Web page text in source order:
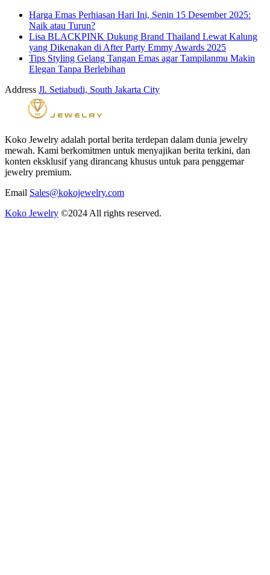
Harga Emas Perhiasan Hari Ini, Senin 15 Desember 2025:
Naik atau Turun?
Lisa BLACKPINK Dukung Brand Thailand Lewat Kalung
yang Dikenakan di After Party Emmy Awards 2025
Tips Styling Gelang Tangan Emas agar Tampilanmu Makin
Elegan Tanpa Berlebihan
Address Jl. Setiabudi, South Jakarta City
Koko Jewelry adalah portal berita terdepan dalam dunia jewelry
mewah. Kami berkomitmen untuk menyajikan berita terkini, dan
konten eksklusif yang dirancang khusus untuk para penggemar
jewelry premium.
Email Sales@kokojewelry.com
Koko Jewelry ©2024 All rights reserved.